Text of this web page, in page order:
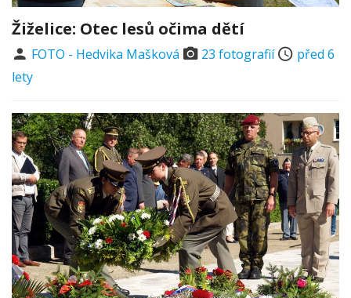
Žiželice: Otec lesů očima dětí
FOTO - Hedvika Mašková 23 fotografií
před 6
lety